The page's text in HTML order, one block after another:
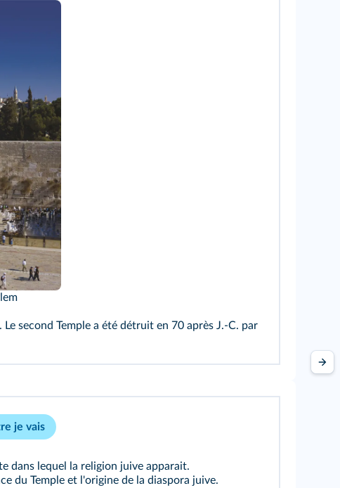
second Temple a été détruit en 70 après J.-C. par
je vais
dans lequel la religion juive apparait.
du Temple et l'origine de la diaspora juive.